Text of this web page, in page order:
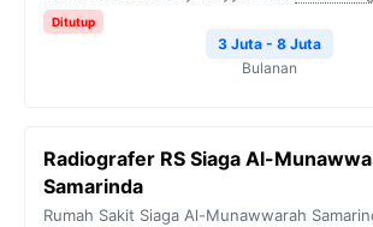
Ditutup
3 Juta - 8 Juta
Bulanan
Radiografer RS Siaga Al-
Samarinda
Rumah Sakit Siaga Al-Munawwarah